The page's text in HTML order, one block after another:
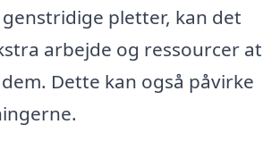
pletter, kan det
arbejde og ressourcer at
Dette kan også påvirke